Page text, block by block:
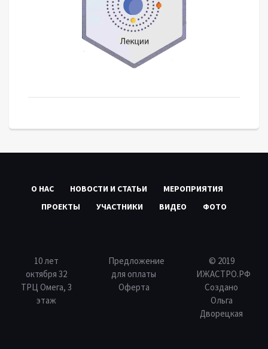
О НАС НОВОСТИ И СТАТЬИ
МЕРОПРИЯТИЯ
ПРОЕКТЫ
УЧАСТНИКИ ВИДЕО ФОТО
10 лет
октября 32
ТРЦ Омега, 3
этаж
Предложение
для оплаты
Оферта
© 2019
ИЖАСТРО.РФ
Создано
Ольга
Дворецкая